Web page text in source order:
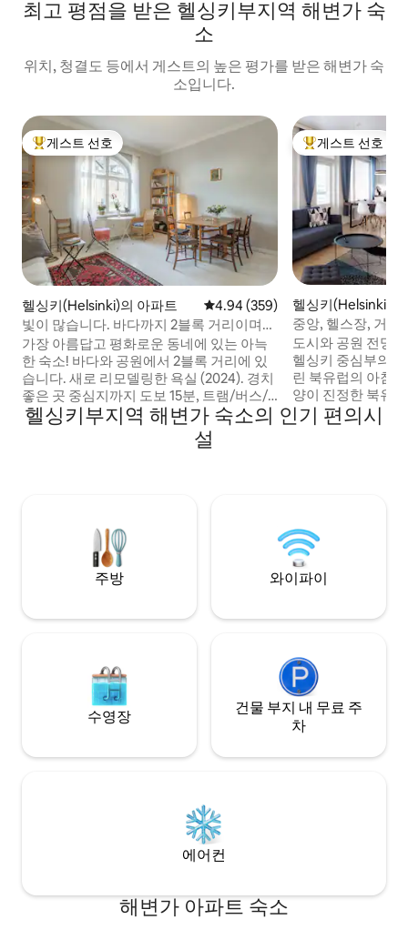
최고 평점을 받은 헬싱키부지역 해변가 숙
소
위치, 청결도 등에서 게스트의 높은 평가를 받은 해변가 숙
소입니다.
상위 게스트 선호
게스트 선호
헬싱키(Helsinki)의 아파트 평점 4.94점(5점 만점), 후기 359
4.94 (359)
빛이 많습니다. 바다까지 2블록 거리이며
중심지에서 가깝습니다!
가장 아름답고 평화로운 동네에 있는 아늑
한 숙소! 바다와 공원에서 2블록 거리에 있
습니다. 새로 리모델링한 욕실 (2024). 경치
좋은 곳 중심지까지 도보 15분, 트램/버스/
시티 자전거. 쾌적한 두 개의 객실을 단독으
로 사용하실 수 있습니다. 높은 천장과 창문.
조용하고 조화롭습니다. 시설이 잘 갖춰진
없음. 초고속 인터넷. 식료품점 2분 거리. 기
꺼이 도와드리겠습니다!
상위 게스트 선호
게스트 선호
헬싱키(Helsinki)의
엄
중앙, 헬스장, 거대
차장
도시와 공원 전망
헬싱키 중심부의
린 북유럽의 아침,
양이 진정한 북유
고 평점을 받은 레
점이 몇 걸음 거리
+ 연중무휴 🍽 레스
변 ⛱ 지역
헬싱키부지역 해변가 숙소의 인기 편의시
설
주방 와이파이
수영장
건물 부지 내 무료 주
차
에어컨
해변가 아파트 숙소